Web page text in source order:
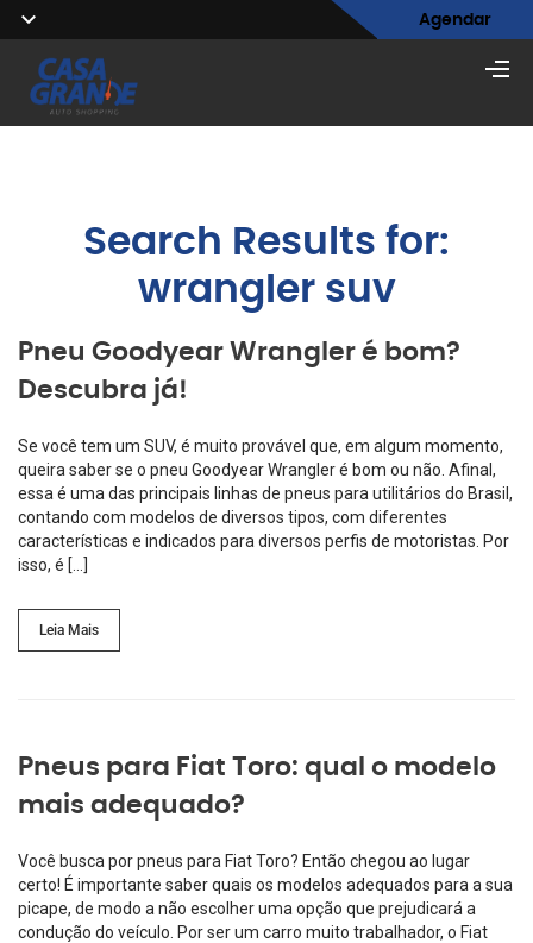
Agendar
Search Results for:
wrangler suv
Pneu Goodyear Wrangler é bom?
Descubra já!
Se você tem um SUV, é muito provável que, em algum momento,
queira saber se o pneu Goodyear Wrangler é bom ou não. Afinal,
essa é uma das principais linhas de pneus para utilitários do Brasil,
contando com modelos de diversos tipos, com diferentes
características e indicados para diversos perfis de motoristas. Por
isso, é […]
Leia Mais
Pneus para Fiat Toro: qual o modelo
mais adequado?
Você busca por pneus para Fiat Toro? Então chegou ao lugar
certo! É importante saber quais os modelos adequados para a sua
picape, de modo a não escolher uma opção que prejudicará a
condução do veículo. Por ser um carro muito trabalhador, o Fiat